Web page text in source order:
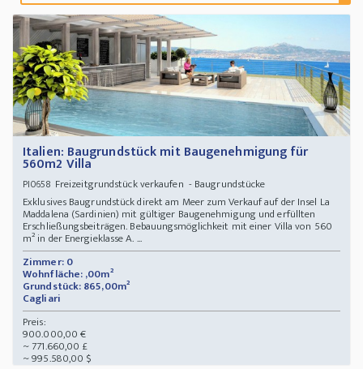
Italien: Baugrundstück mit Baugenehmigung für
560m2 Villa
PI0658Freizeitgrundstück verkaufen - Baugrundstücke
Exklusives Baugrundstück direkt am Meer zum Verkauf auf der Insel La
Maddalena (Sardinien) mit gültiger Baugenehmigung und erfüllten
Erschließungsbeiträgen. Bebauungsmöglichkeit mit einer Villa von 560
m² in der Energieklasse A. ...
Zimmer: 0
Wohnfläche: ,00m²
Grundstück: 865,00m²
Cagliari
Preis:
900.000,00 €
~ 771.660,00 £
~ 995.580,00 $